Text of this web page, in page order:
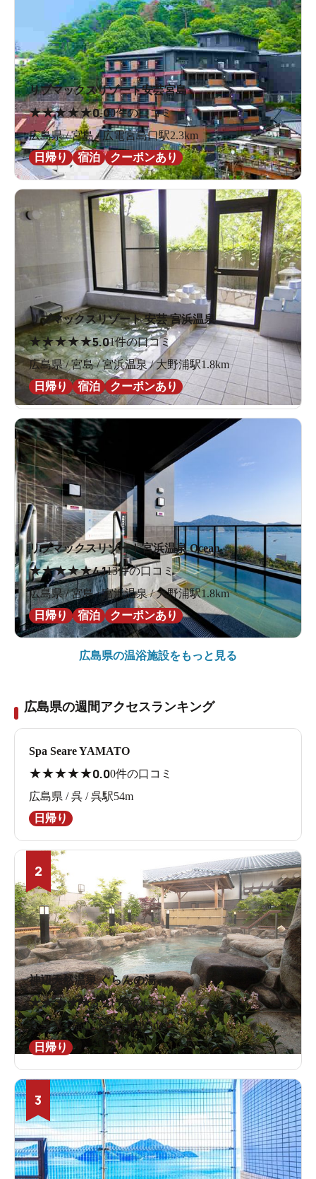
リブマックスリゾート安芸宮島
★★★★★0.00件の口コミ
広島県 / 宮島 / 広電宮島口駅2.3km
日帰り
宿泊 クーポンあり
リブマックスリゾート 安芸 宮浜温泉
★★★★★5.01件の口コミ
広島県 / 宮島 / 宮浜温泉 / 大野浦駅1.8km
日帰り
宿泊 クーポンあり
リブマックスリゾート宮浜温泉 Ocean
★★★★★4.113件の口コミ
広島県 / 宮島 / 宮浜温泉 / 大野浦駅1.8km
日帰り
宿泊 クーポンあり
広島県の温浴施設をもっと見る
広島県の週間アクセスランキング
Spa Seare YAMATO
★★★★★0.00件の口コミ
広島県 / 呉 / 呉駅54m
日帰り
2
神辺天然温泉 ぐらんの湯
★★★★★3.215件の口コミ
広島県 / 福山 / 道上駅883m
日帰り
3